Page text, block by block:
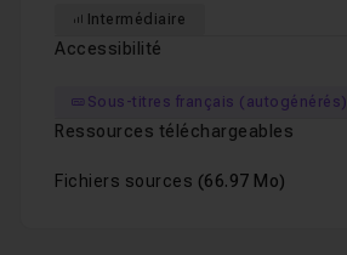
Intermédiaire
Accessibilité
Sous-titres français (autogénérés)
Ressources téléchargeables
Fichiers sources (66.97 Mo)